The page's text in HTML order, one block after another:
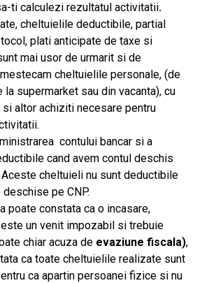
ti calculezi rezultatul activitatii.
cheltuielile deductibile, partial
plati anticipate de taxe si
mai usor de urmarit si de
cheltuielile personale, (de
la supermarket sau din vacanta), cu
altor achiziti necesare pentru
contului bancar si a
cand avem contul deschis
Aceste cheltuieli nu sunt deductibile
pe CNP.
poate constata ca o incasare,
este un venit impozabil si trebuie
chiar acuza de evaziune fiscala),
ca toate cheltuielile realizate sunt
ca apartin persoanei fizice si nu